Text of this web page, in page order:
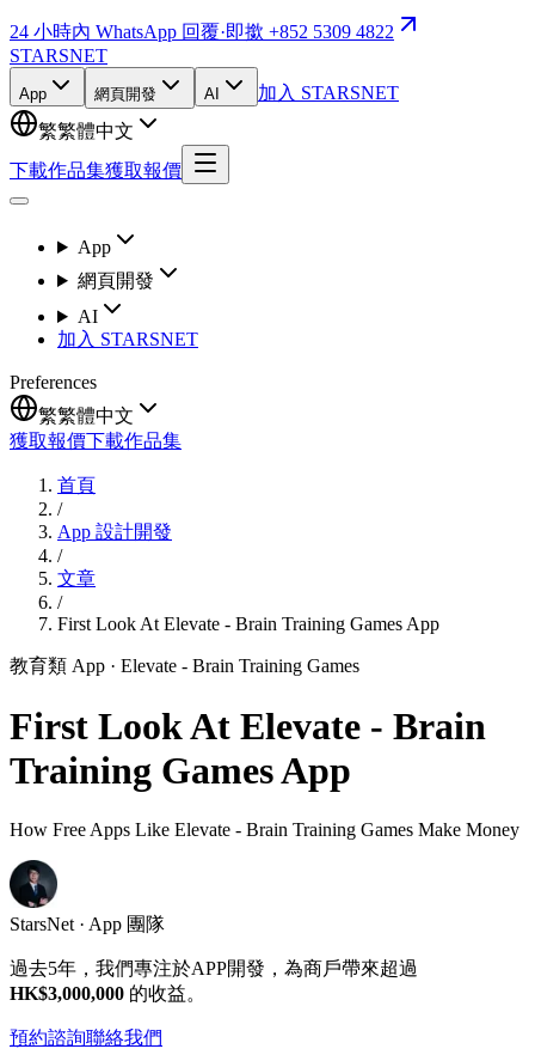
24 小時內 WhatsApp 回覆·即撳 +852 5309 4822
STARSNET
App 網頁開發 AI
加入 STARSNET
繁繁體中文
下載作品集獲取報價
App
網頁開發
AI
加入 STARSNET
Preferences
繁繁體中文
獲取報價下載作品集
首頁
/
App 設計開發
/
文章
/
First Look At Elevate - Brain Training Games App
教育類 App · Elevate - Brain Training Games
First Look At Elevate - Brain
Training Games App
How Free Apps Like Elevate - Brain Training Games Make Money
StarsNet · App 團隊
過去5年，我們專注於APP開發，為商戶帶來超過
HK$3,000,000 的收益。
預約諮詢聯絡我們